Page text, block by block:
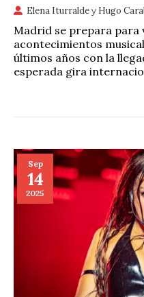
Elena Iturraldey Hugo
Madrid se prepara para
acontecimientos
últimos años con la
esperada gira
Sep
14
2025